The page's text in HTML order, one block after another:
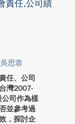
責任,公司績
吳思蓉
任、公司
灣2007-
司作為樣
並參考過
，探討企